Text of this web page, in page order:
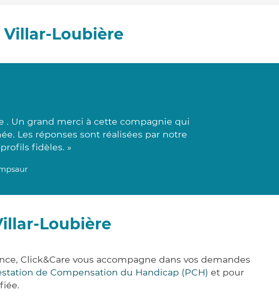
Loubière
. Un grand merci à cette compagnie qui
Les réponses sont réalisées par notre
fidèles. »
Loubière
Click&Care vous accompagne dans vos demandes
de Compensation du Handicap (PCH) et pour